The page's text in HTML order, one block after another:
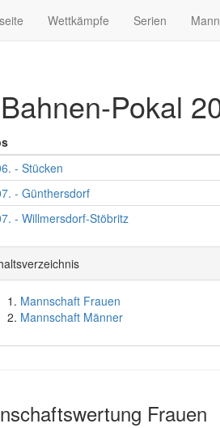
Wettkämpfe Serien
Pokal
- Stücken
- Günthersdorf
- Willmersdorf-Stöbritz
Mannschaft Frauen
Mannschaft Männer
Frauen